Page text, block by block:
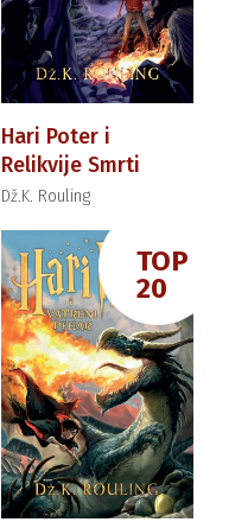
Hari Poter i
Relikvije Smrti
Dž.K. Rouling
TOP
20